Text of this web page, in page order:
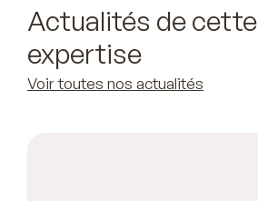
Actualités de cette
expertise
Voir toutes nos actualités